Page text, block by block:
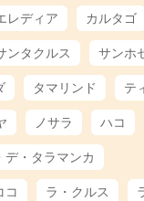
レディア カルタゴ
ンタクルス
サンホ
タマリンド
テ
ノサラ
ハコ
デ・タラマンカ
コ
ラ・クルス